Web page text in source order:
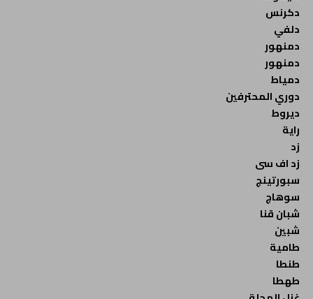
دكرنس
دلفي
دمنهور
دمنهور
دمياط
دوري المحترفين
ديروط
راية
زد
زد اف سى
سبورتينج
سوهاج
شبان قنا
شبين
طامية
طنطا
طهطا